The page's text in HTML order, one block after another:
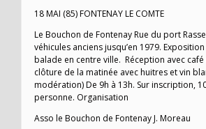
18 MAI (85) FONTENAY LE COMTE
Le Bouchon de Fontenay Rue du port
véhicules anciens jusqu’en 1979.
balade en centre ville. Réception avec
clôture de la matinée avec huitres et vin
modération) De 9h à 13h. Sur inscription,
personne. Organisation
Asso le Bouchon de Fontenay J. Moreau